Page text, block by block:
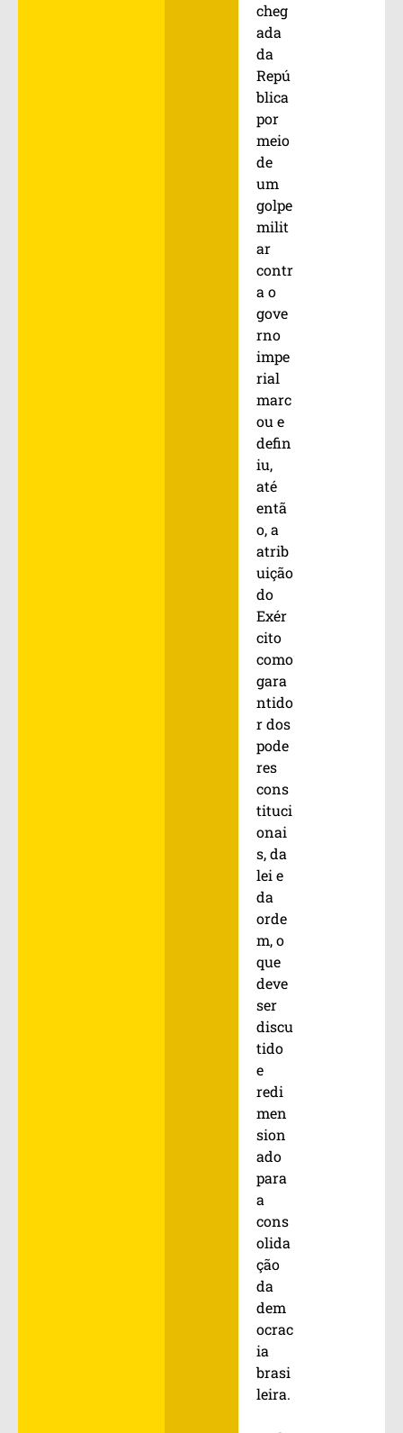
cheg
ada
da
Repú
blica
por
meio
de
um
golpe
milit
ar
contr
a o
gove
rno
impe
rial
marc
ou e
defin
iu,
até
entã
o, a
atrib
uição
do
Exér
cito
como
gara
ntido
r dos
pode
res
cons
tituci
onai
s, da
lei e
da
orde
m, o
que
deve
ser
discu
tido
e
redi
men
sion
ado
para
a
cons
olida
ção
da
dem
ocrac
ia
brasi
leira.